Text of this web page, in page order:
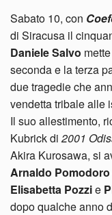
Sabato 10, con
di Siracusa il
Daniele Salvo
seconda e la terza
due tragedie che
vendetta tribale alle
Il suo allestimento,
Kubrick di 2001
Akira Kurosawa, si
Arnaldo Pomodoro
Elisabetta Pozzie
dopo qualche anno